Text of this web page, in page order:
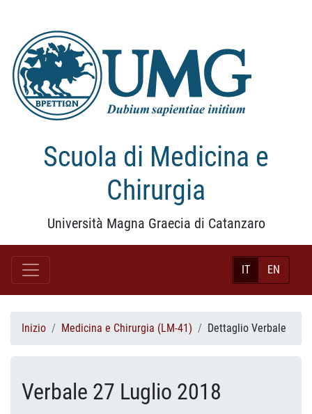
Scuola di Medicina e
Chirurgia
Università Magna Graecia di Catanzaro
IT EN
Inizio Medicina e Chirurgia (LM-41) Dettaglio Verbale
Verbale 27 Luglio 2018